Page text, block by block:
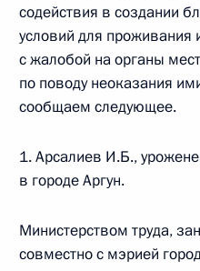
Кадровые изменения
за оборотом
данных по итогам
в Чеченской
содействия в создании
условий для
с жалобой на органы
по поводу неоказания
сообщаем следующее.
1. Арсалиев И.Б.,
в городе Аргун.
Министерством труда,
совместно с мэрией